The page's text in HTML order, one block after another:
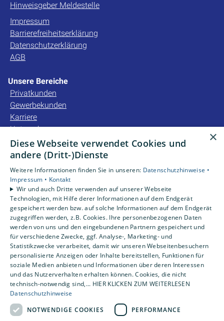
Hinweisgeber Meldestelle
Impressum
Barrierefreiheitserklärung
Datenschutzerklärung
AGB
Unsere Bereiche
Privatkunden
Gewerbekunden
Karriere
Unternehmen
Kontakt
4,2
×
Diese Webseite verwendet Cookies und
andere (Dritt-)Dienste
Weitere Informationen finden Sie in unseren: Datenschutzhinweise •
Impressum • Kontakt
Wir und auch Dritte verwenden auf unserer Webseite
Technologien, mit Hilfe derer Informationen auf dem Endgerät
gespeichert werden bzw. auf solche Informationen auf dem Endgerät
zugegriffen werden, z.B. Cookies. Ihre personenbezogenen Daten
werden von uns und den eingebundenen Partnern gespeichert und
für verschiedene Zwecke, ggf. Analyse-, Marketing- und
Statistikzwecke verarbeitet, damit wir unseren Webseitenbesuchern
personalisierte Anzeigen oder Inhalte bereitstellen, Funktionen für
soziale Medien anbieten und Informationen über deren Interessen
und das Nutzerverhalten erhalten können. Cookies, die nicht
technisch-notwendig sind,... HIER KLICKEN ZUM WEITERLESEN
Datenschutzhinweise
NOTWENDIGE COOKIES
PERFORMANCE